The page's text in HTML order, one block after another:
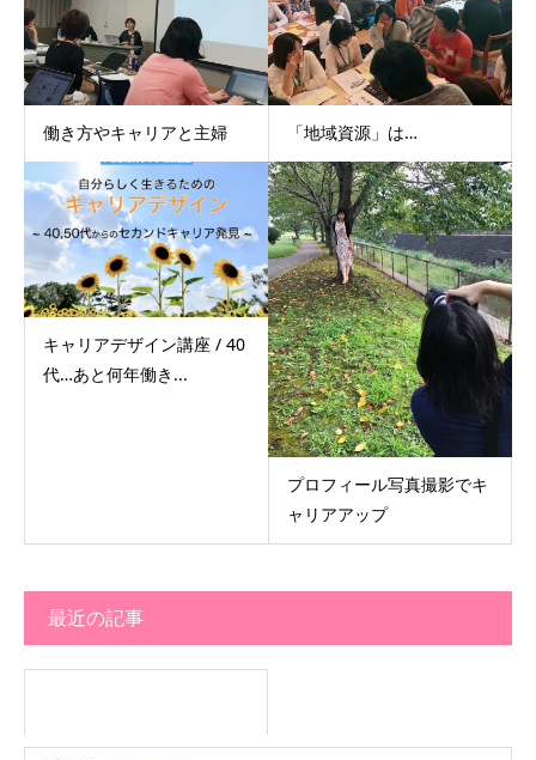
働き方やキャリアと主婦 「地域資源」は…
キャリアデザイン講座 / 40
代…あと何年働き...
プロフィール写真撮影でキ
ャリアアップ
最近の記事